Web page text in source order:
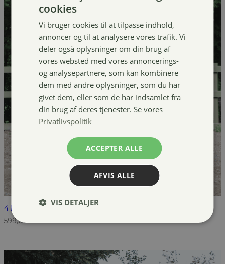
4 horses Turnout dækken, 300g
599,00kr.
cookies
Vi bruger cookies til at tilpasse indhold,
annoncer og til at analysere vores trafik. Vi
deler også oplysninger om din brug af
vores websted med vores annoncerings-
og analysepartnere, som kan kombinere
dem med andre oplysninger, som du har
givet dem, eller som de har indsamlet fra
din brug af deres tjenester. Se vores
Privatlivspolitik
ACCEPTER ALLE
AFVIS ALLE
VIS DETALJER